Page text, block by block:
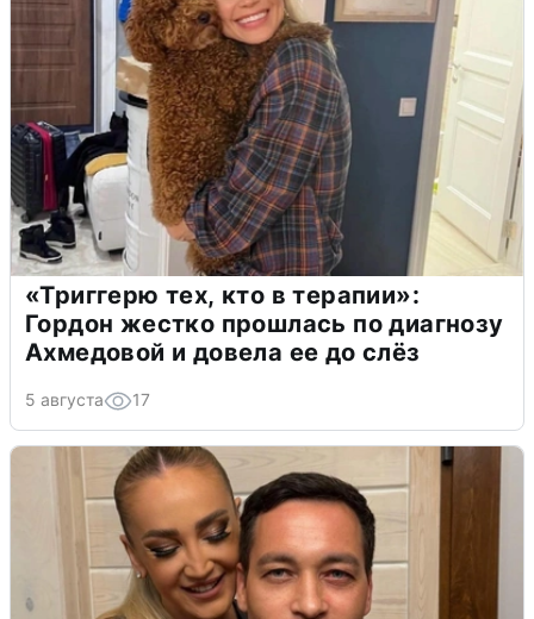
«Триггерю тех, кто в терапии»:
Гордон жестко прошлась по диагнозу
Ахмедовой и довела ее до слёз
5 августа 17